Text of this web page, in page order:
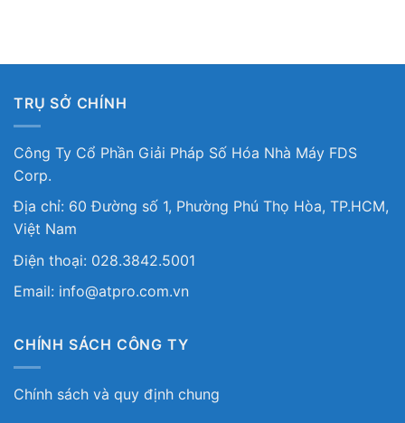
TRỤ SỞ CHÍNH
Công Ty Cổ Phần Giải Pháp Số Hóa Nhà Máy FDS
Corp.
Địa chỉ: 60 Đường số 1, Phường Phú Thọ Hòa, TP.HCM,
Việt Nam
Điện thoại: 028.3842.5001
Email: info@atpro.com.vn
CHÍNH SÁCH CÔNG TY
Chính sách và quy định chung